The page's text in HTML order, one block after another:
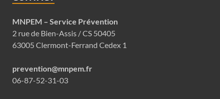
MNPEM – Service Prévention
2 rue de Bien-Assis / CS 50405
63005 Clermont-Ferrand Cedex 1
prevention@mnpem.fr
06-87-52-31-03